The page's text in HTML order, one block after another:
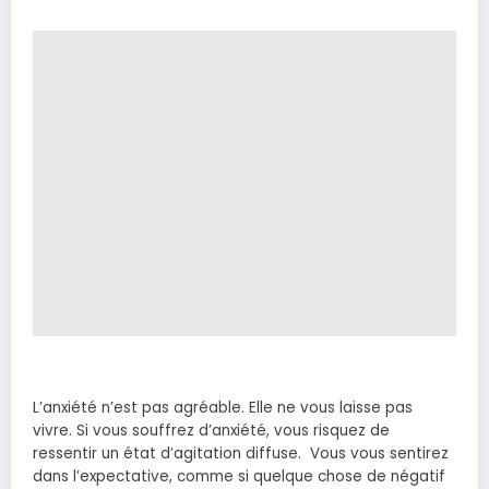
L’anxiété n’est pas agréable. Elle ne vous laisse pas
vivre. Si vous souffrez d’anxiété, vous risquez de
ressentir un état d’agitation diffuse. Vous vous sentirez
dans l’expectative, comme si quelque chose de négatif